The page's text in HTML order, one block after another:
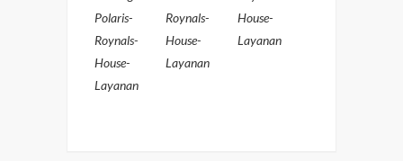
Polaris-
Roynals-
House-
Layanan
Roynals-
House-
Layanan
House-
Layanan